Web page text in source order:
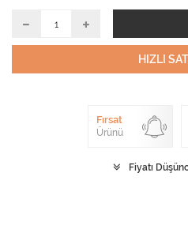
HIZLI
Fırsat
Ürünü
Fiyatı